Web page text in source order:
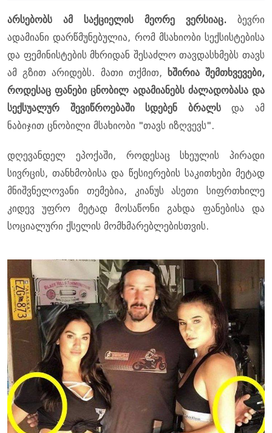
არსებობს ამ საქციელის მეორე ვერსიაც. ბევრი
ადამიანი დარწმუნებულია, რომ მსახიობი სექსისტებისა
და ფემინისტების მხრიდან შესაძლო თავდასხმებს თავს
ამ გზით არიდებს. მათი თქმით, ხშირია შემთხვევები,
როდესაც ფანები ცნობილ ადამიანებს ძალადობასა და
სექსუალურ შევიწროებაში სდებენ ბრალსდა ამ
ნაბიჯით ცნობილი მსახიობი "თავს იზღვევს".
დღევანდელ ეპოქაში, როდესაც სხეულის პირადი
სივრცის, თანხმობისა და წესიერების საკითხები მეტად
მნიშვნელოვანი თემებია, კიანუს ასეთი სიფრთხილე
კიდევ უფრო მეტად მოსაწონი გახდა ფანებისა და
სოციალური ქსელის მომხმარებლებისთვის.